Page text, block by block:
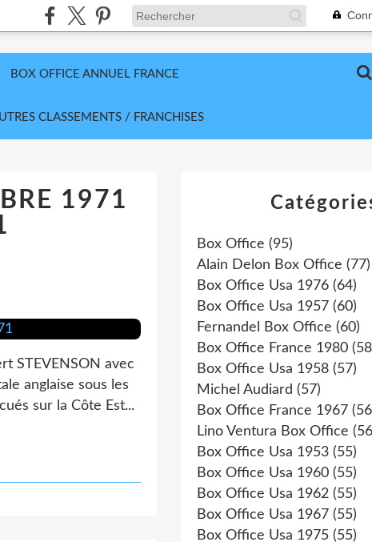
BOX OFFICE ANNUEL FRANCE
CLASSEMENTS / FRANCHISES
1971
STEVENSON avec
anglaise sous les
sur la Côte Est...
Box Office (95)
Alain Delon Box Office (77)
Box Office Usa 1976 (64)
Box Office Usa 1957 (60)
Fernandel Box Office (60)
Box Office France 1980
Box Office Usa 1958 (57)
Michel Audiard (57)
Box Office France 1967
Lino Ventura Box Office
Box Office Usa 1953 (55)
Box Office Usa 1960 (55)
Box Office Usa 1962 (55)
Box Office Usa 1967 (55)
Box Office Usa 1975 (55)